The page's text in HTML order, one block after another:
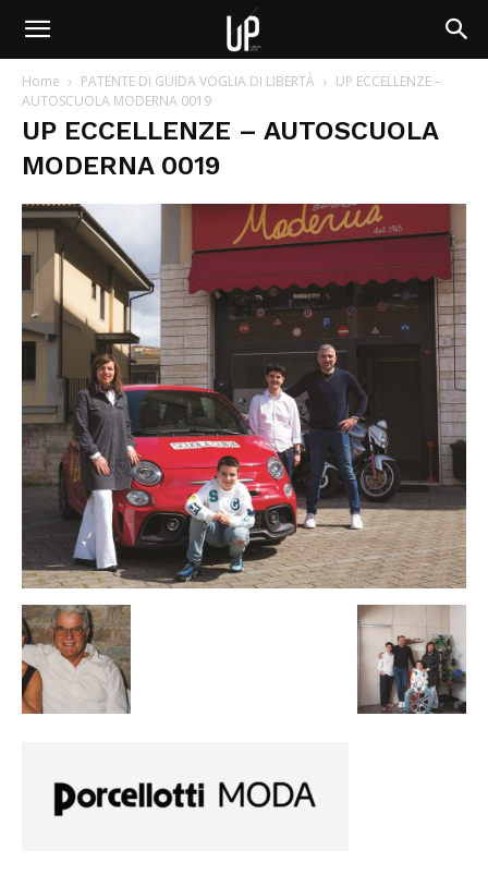
Home PATENTE DI GUIDA VOGLIA DI LIBERTÀ
UP ECCELLENZE –
AUTOSCUOLA MODERNA 0019
UP ECCELLENZE – AUTOSCUOLA
MODERNA 0019